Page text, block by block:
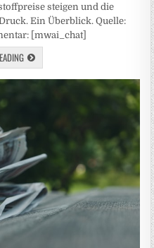
steigen und die
Ein Überblick. Quelle:
[mwai_chat]